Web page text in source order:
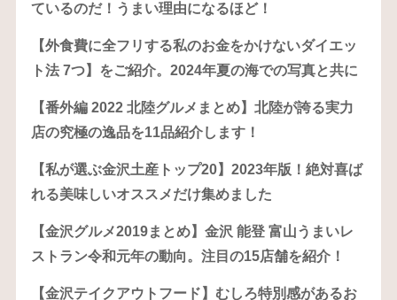
ているのだ！うまい理由になるほど！
【外食費に全フリする私のお金をかけないダイエッ
ト法 7つ】をご紹介。2024年夏の海での写真と共に
【番外編 2022 北陸グルメまとめ】北陸が誇る実力
店の究極の逸品を11品紹介します！
【私が選ぶ金沢土産トップ20】2023年版！絶対喜ば
れる美味しいオススメだけ集めました
【金沢グルメ2019まとめ】金沢 能登 富山うまいレ
ストラン令和元年の動向。注目の15店舗を紹介！
【金沢テイクアウトフード】むしろ特別感があるお